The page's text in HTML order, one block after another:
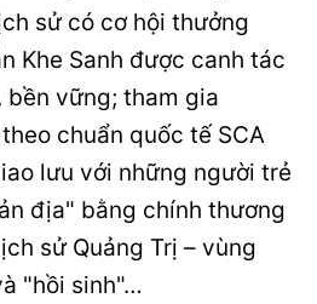
sử có cơ hội thưởng
Khe Sanh được canh tác
bền vững; tham gia
chuẩn quốc tế SCA
lưu với những người trẻ
địa" bằng chính thương
sử Quảng Trị – vùng
"hồi sinh"…